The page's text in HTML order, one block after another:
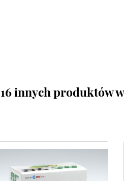
16 innych produktów